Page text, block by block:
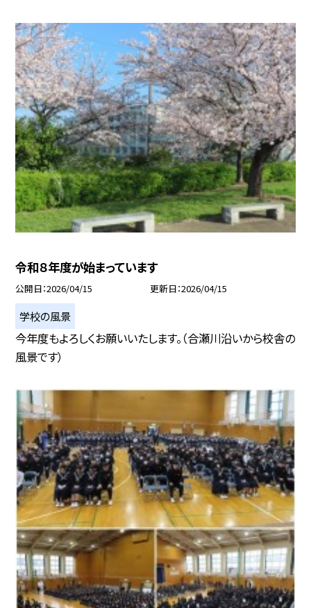
令和８年度が始まっています
公開日 2026/04/15 更新日 2026/04/15
学校の風景
今年度もよろしくお願いいたします。（合瀬川沿いから校舎の
風景です）